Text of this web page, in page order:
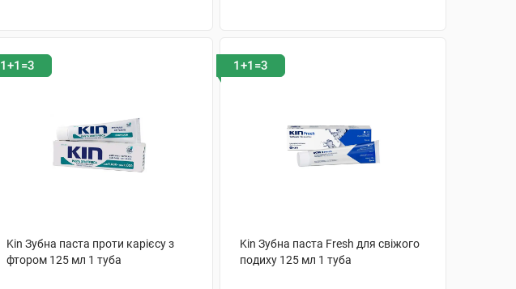
1+1=3
Kin Зубна паста проти карієсу з
фтором 125 мл 1 туба
1+1=3
Kin Зубна паста Fresh для свіжого
подиху 125 мл 1 туба